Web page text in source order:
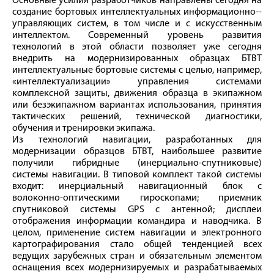
создание бортовых интеллектуальных информационно-­
управляющих систем, в том числе и с искусственным
интеллектом. Современный уровень развития
технологий в этой области позволяет уже сегодня
внедрить на модернизированных образцах БТВТ
интеллектуальные бортовые системы с целью, например,
«интеллектуализации» управления системами
комплексной защиты, движения образца в экипажном
или безэкипажном вариантах использования, принятия
тактических решений, технической диагностики,
обучения и тренировки экипажа.
Из технологий навигации, разработанных для
модернизации образцов БТВТ, наибольшее развитие
получили гибридные (инерциально-­спутниковые)
системы навигации. В типовой комплект такой системы
входит: инерциальный навигационный блок с
волоконно-­оптическими гироскопами; приемник
спутниковой системы GPS с антенной; дисплеи
отображения информации командира и наводчика. В
целом, применение систем навигации и электронного
картографирования стало общей тенденцией всех
ведущих зарубежных стран и обязательным элементом
оснащения всех модернизируемых и разрабатываемых